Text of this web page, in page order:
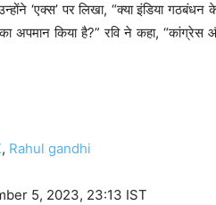
‘एक्स’ पर लिखा, “क्या इंडिया
का अपमान किया है?” रवि ने कहा,
, Rahul gandhi
5, 2023, 23:13 IST